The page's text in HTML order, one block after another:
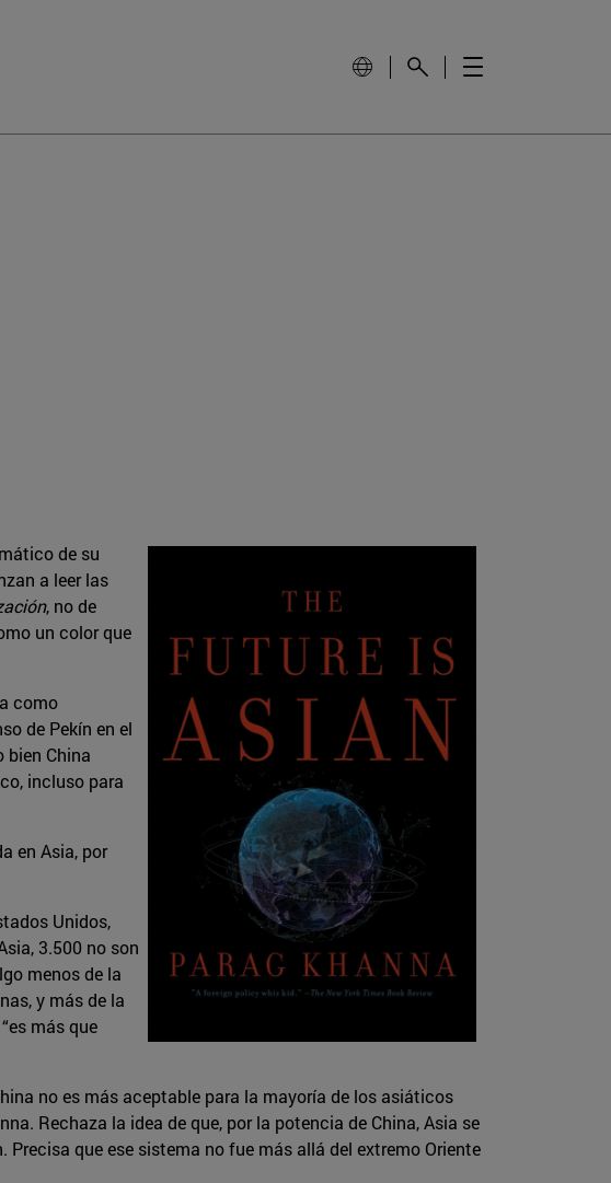
de su
a leer las
, no de
un color que
como
de Pekín en el
bien China
incluso para
en Asia, por
Unidos,
3.500 no son
menos de la
y más de la
más que
no es más aceptable para la mayoría de los asiáticos
Rechaza la idea de que, por la potencia de China, Asia se
que ese sistema no fue más allá del extremo Oriente